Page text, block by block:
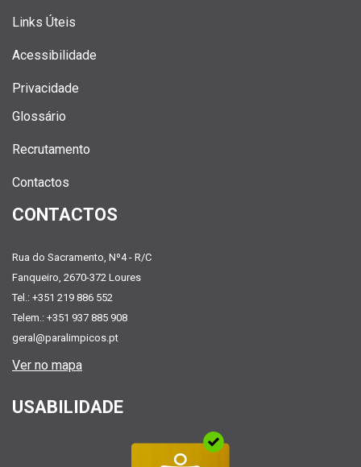
Links Úteis
Acessibilidade
Privacidade
Glossário
Recrutamento
Contactos
CONTACTOS
Rua do Sacramento, Nº4 - R/C
Fanqueiro, 2670-372 Loures
Tel.: +351 219 886 552
Telem.: +351 937 885 908
geral@paralimpicos.pt
Ver no mapa
USABILIDADE